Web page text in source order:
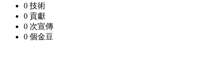
0 技術
0 貢獻
0 次宣傳
0 個金豆